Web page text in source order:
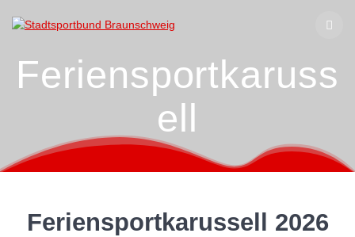
Feriensportkaruss
ell
Feriensportkarussell 2026